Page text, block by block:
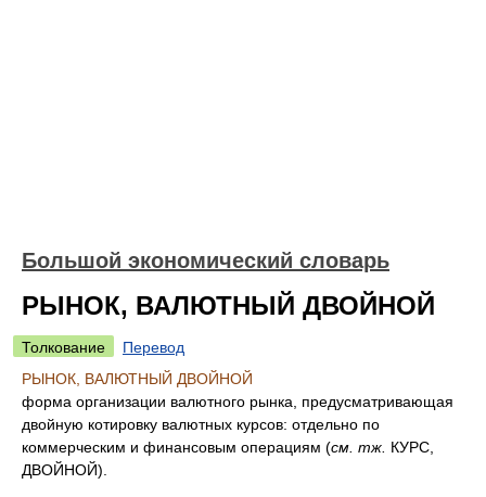
Большой экономический словарь
РЫНОК, ВАЛЮТНЫЙ ДВОЙНОЙ
Толкование
Перевод
РЫНОК, ВАЛЮТНЫЙ ДВОЙНОЙ
форма организации валютного рынка, предусматривающая
двойную котировку валютных курсов: отдельно по
коммерческим и финансовым операциям (см. тж. КУРС,
ДВОЙНОЙ).